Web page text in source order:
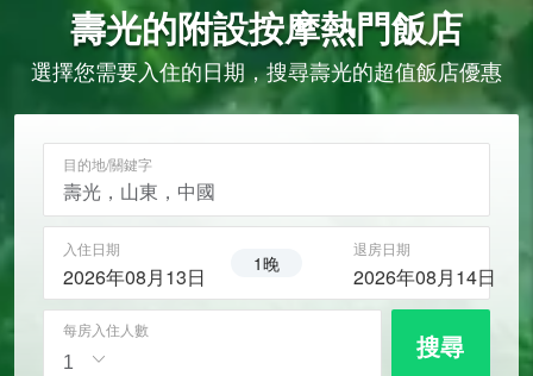
壽光的附設按摩熱門飯店
選擇您需要入住的日期，搜尋壽光的超值飯店優惠
目的地/關鍵字
入住日期
2026年08月13日 1晚
退房日期
2026年08月14日
每房入住人數 搜尋